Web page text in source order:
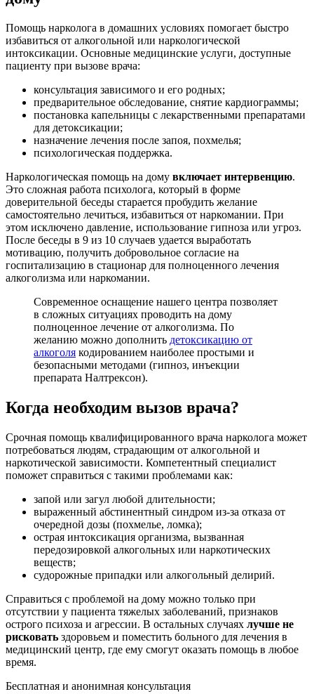
Помощь нарколога в домашних условиях помогает быстро
избавиться от алкогольной или наркологической
интоксикации. Основные медицинские услуги, доступные
пациенту при вызове врача:
консультация зависимого и его родных;
предварительное обследование, снятие кардиограммы;
постановка капельницы с лекарственными препаратами
для детоксикации;
назначение лечения после запоя, похмелья;
психологическая поддержка.
Наркологическая помощь на дому включает интервенцию.
Это сложная работа психолога, который в форме
доверительной беседы старается пробудить желание
самостоятельно лечиться, избавиться от наркомании. При
этом исключено давление, использование гипноза или угроз.
После беседы в 9 из 10 случаев удается выработать
мотивацию, получить добровольное согласие на
госпитализацию в стационар для полноценного лечения
алкоголизма или наркомании.
Современное оснащение нашего центра позволяет
в сложных ситуациях проводить на дому
полноценное лечение от алкоголизма. По
желанию можно дополнить детоксикацию от
алкоголя кодированием наиболее простыми и
безопасными методами (гипноз, инъекции
препарата Налтрексон).
Когда необходим вызов врача?
Срочная помощь квалифицированного врача нарколога может
потребоваться людям, страдающим от алкогольной и
наркотической зависимости. Компетентный специалист
поможет справиться с такими проблемами как:
запой или загул любой длительности;
выраженный абстинентный синдром из-за отказа от
очередной дозы (похмелье, ломка);
острая интоксикация организма, вызванная
передозировкой алкогольных или наркотических
веществ;
судорожные припадки или алкогольный делирий.
Справиться с проблемой на дому можно только при
отсутствии у пациента тяжелых заболеваний, признаков
острого психоза и агрессии. В остальных случаях лучше не
рисковать здоровьем и поместить больного для лечения в
медицинский центр, где ему смогут оказать помощь в любое
время.
Бесплатная и анонимная консультация